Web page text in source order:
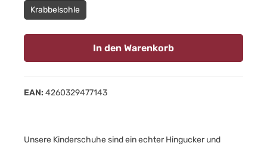
Krabbelsohle
In den Warenkorb
EAN: 4260329477143
Unsere Kinderschuhe sind ein echter Hingucker und